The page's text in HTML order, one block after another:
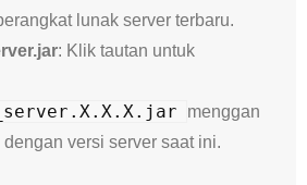
lunak server terbaru.
: Klik tautan untuk
menggan
dengan versi server saat ini.